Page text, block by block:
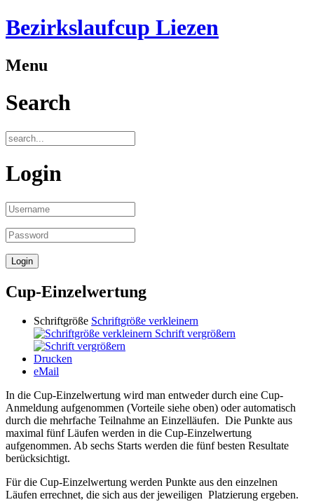
Bezirkslaufcup Liezen
Menu
Search
Login
Cup-Einzelwertung
Schriftgröße Schriftgröße verkleinern
Schrift vergrößern
Drucken
eMail
In die Cup-Einzelwertung wird man entweder durch eine Cup-
Anmeldung aufgenommen (Vorteile siehe oben) oder automatisch
durch die mehrfache Teilnahme an Einzelläufen. Die Punkte aus
maximal fünf Läufen werden in die Cup-Einzelwertung
aufgenommen. Ab sechs Starts werden die fünf besten Resultate
berücksichtigt.
Für die Cup-Einzelwertung werden Punkte aus den einzelnen
Läufen errechnet, die sich aus der jeweiligen Platzierung ergeben.